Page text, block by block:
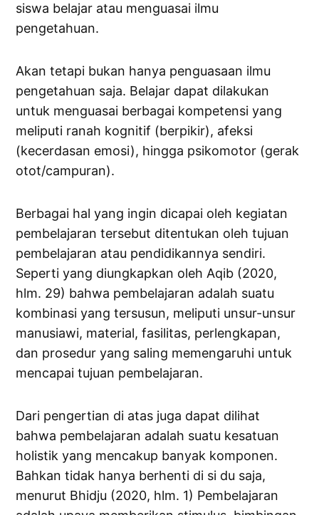
siswa belajar atau menguasai ilmu
pengetahuan.
Akan tetapi bukan hanya penguasaan ilmu
pengetahuan saja. Belajar dapat dilakukan
untuk menguasai berbagai kompetensi yang
meliputi ranah kognitif (berpikir), afeksi
(kecerdasan emosi), hingga psikomotor (gerak
otot/campuran).
Berbagai hal yang ingin dicapai oleh kegiatan
pembelajaran tersebut ditentukan oleh tujuan
pembelajaran atau pendidikannya sendiri.
Seperti yang diungkapkan oleh Aqib (2020,
hlm. 29) bahwa pembelajaran adalah suatu
kombinasi yang tersusun, meliputi unsur-unsur
manusiawi, material, fasilitas, perlengkapan,
dan prosedur yang saling memengaruhi untuk
mencapai tujuan pembelajaran.
Dari pengertian di atas juga dapat dilihat
bahwa pembelajaran adalah suatu kesatuan
holistik yang mencakup banyak komponen.
Bahkan tidak hanya berhenti di si du saja,
menurut Bhidju (2020, hlm. 1) Pembelajaran